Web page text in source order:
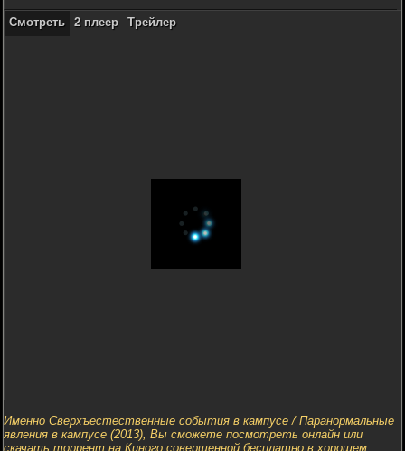
Смотреть 2 плеер Трейлер
Именно Сверхъестественные события в кампусе / Паранормальные
явления в кампусе (2013), Вы сможете посмотреть онлайн или
скачать торрент на Киного совершенной бесплатно в хорошем